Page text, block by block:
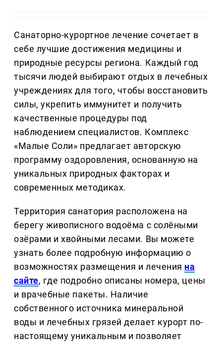
Санаторно-курортное лечение сочетает в
себе лучшие достижения медицины и
природные ресурсы региона. Каждый год
тысячи людей выбирают отдых в лечебных
учреждениях для того, чтобы восстановить
силы, укрепить иммунитет и получить
качественные процедуры под
наблюдением специалистов. Комплекс
«Малые Соли» предлагает авторскую
программу оздоровления, основанную на
уникальных природных факторах и
современных методиках.
Территория санатория расположена на
берегу живописного водоёма с солёными
озёрами и хвойными лесами. Вы можете
узнать более подробную информацию о
возможностях размещения и лечения на
сайте, где подробно описаны номера, цены
и врачебные пакеты. Наличие
собственного источника минеральной
воды и лечебных грязей делает курорт по-
настоящему уникальным и позволяет